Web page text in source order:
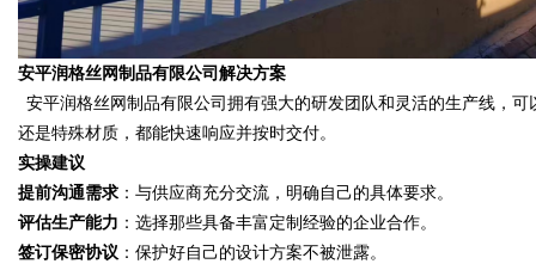
安平润格丝网制品有限公司 解决方案
安平润格丝网制品有限公司拥有强大的研发团队和灵活的生产线，
还是特殊材质，都能快速响应并按时交付。
实操建议
提前沟通需求 ：与供应商充分交流，明确自己的具体要求。
评估生产能力 ：选择那些具备丰富定制经验的企业合作。
签订保密协议 ：保护好自己的设计方案不被泄露。